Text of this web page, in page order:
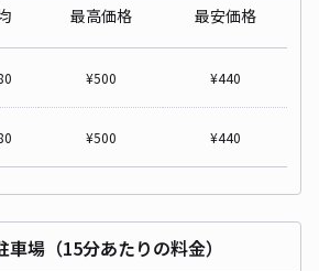
最高価格 最安価格
¥500 ¥440
¥500 ¥440
車場（15分あたりの料金）